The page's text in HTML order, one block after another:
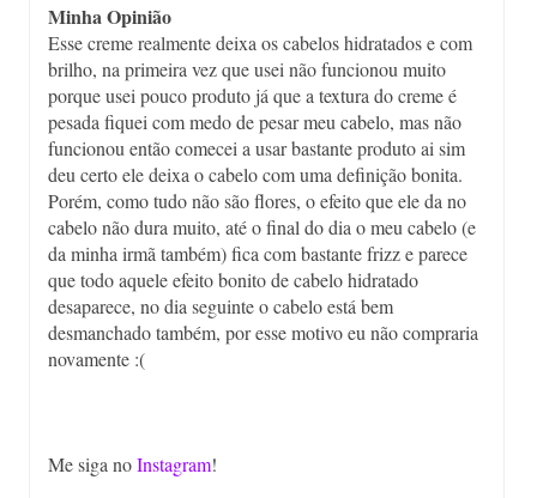
Minha Opinião
Esse creme realmente deixa os cabelos hidratados e com
brilho, na primeira vez que usei não funcionou muito
porque usei pouco produto já que a textura do creme é
pesada fiquei com medo de pesar meu cabelo, mas não
funcionou então comecei a usar bastante produto ai sim
deu certo ele deixa o cabelo com uma definição bonita.
Porém, como tudo não são flores, o efeito que ele da no
cabelo não dura muito, até o final do dia o meu cabelo (e
da minha irmã também) fica com bastante frizz e parece
que todo aquele efeito bonito de cabelo hidratado
desaparece, no dia seguinte o cabelo está bem
desmanchado também, por esse motivo eu não compraria
novamente :(
Me siga noInstagram!